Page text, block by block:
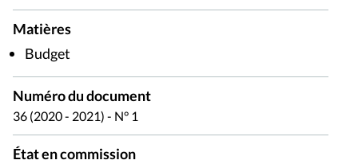
Matières
Budget
Numéro du document
36 (2020 - 2021) - N° 1
État en commission